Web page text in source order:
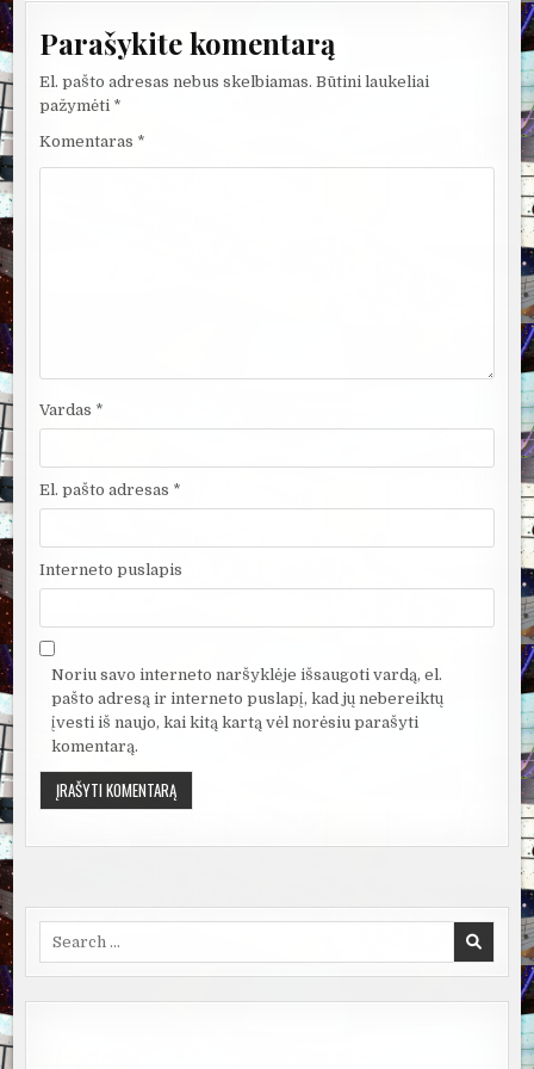
Parašykite komentarą
El. pašto adresas nebus skelbiamas. Būtini laukeliai
pažymėti *
Komentaras *
Vardas *
El. pašto adresas *
Interneto puslapis
Noriu savo interneto naršyklėje išsaugoti vardą, el.
pašto adresą ir interneto puslapį, kad jų nebereiktų
įvesti iš naujo, kai kitą kartą vėl norėsiu parašyti
komentarą.